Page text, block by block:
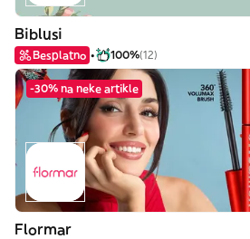
Biblusi
Besplatno 100%(12)
-30% na neke artikle
Flormar